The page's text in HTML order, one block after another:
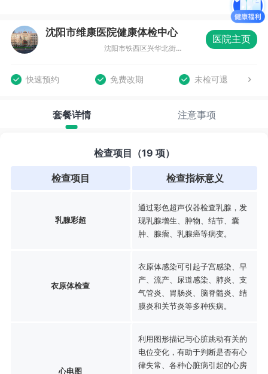
沈阳市维康医院健康体检中心
沈阳市铁西区兴华北街38号沈阳维康医院门诊五楼体检中心
医院主页
快速预约 免费改期 未检可退
套餐详情 注意事项
检查项目（19 项）
检查项目 检查指标意义
乳腺彩超
通过彩色超声仪器检查乳腺，发
现乳腺增生、肿物、结节、囊
肿、腺瘤、乳腺癌等病变。
衣原体检查
衣原体感染可引起子宫感染、早
产、流产、尿道感染、肺炎、支
气管炎、胃肠炎、脑脊髓炎、结
膜炎和关节炎等多种疾病。
心电图
利用图形描记与心脏跳动有关的
电位变化，有助于判断是否有心
律失常、各种心脏病引起的心房